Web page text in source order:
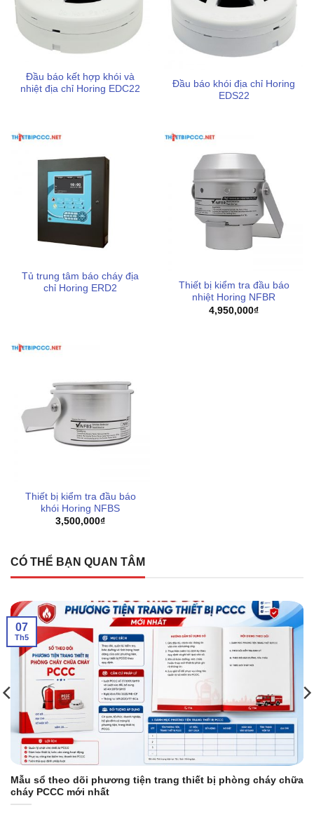
Đầu báo kết hợp khói và
nhiệt địa chỉ Horing EDC22
Đầu báo khói địa chỉ Horing
EDS22
Tủ trung tâm báo cháy địa
chỉ Horing ERD2
Thiết bị kiểm tra đầu báo
nhiệt Horing NFBR
4,950,000₫
Thiết bị kiểm tra đầu báo
khói Horing NFBS
3,500,000₫
CÓ THỂ BẠN QUAN TÂM
Mẫu sổ theo dõi phương tiện trang thiết bị phòng cháy chữa
cháy PCCC mới nhất
07
Th5